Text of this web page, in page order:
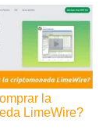
la
LimeWire?